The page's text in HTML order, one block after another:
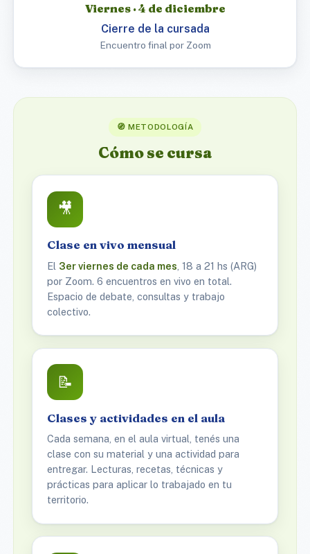
Viernes · 4 de diciembre
Cierre de la cursada
Encuentro final por Zoom
🧭 METODOLOGÍA
Cómo se cursa
🎥
Clase en vivo mensual
El 3er viernes de cada mes , 18 a 21 hs (ARG)
por Zoom. 6 encuentros en vivo en total.
Espacio de debate, consultas y trabajo
colectivo.
📝
Clases y actividades en el aula
Cada semana, en el aula virtual, tenés una
clase con su material y una actividad para
entregar. Lecturas, recetas, técnicas y
prácticas para aplicar lo trabajado en tu
territorio.